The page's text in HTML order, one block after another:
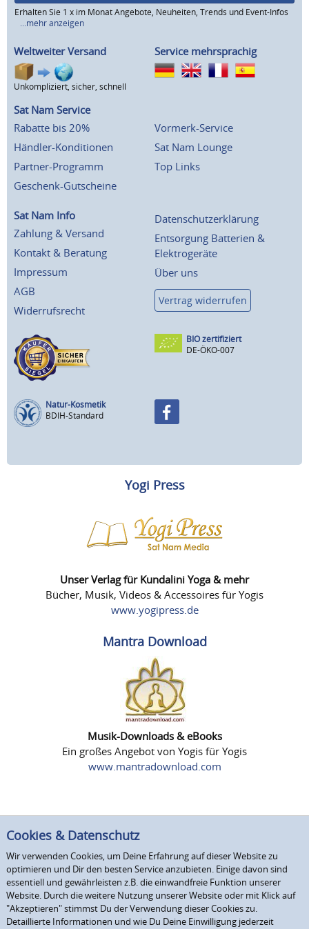
Erhalten Sie 1 x im Monat Angebote, Neuheiten, Trends und Event-Infos
...mehr anzeigen
Weltweiter Versand
Unkompliziert, sicher, schnell
Service mehrsprachig
Sat Nam Service
Rabatte bis 20%
Händler-Konditionen
Partner-Programm
Geschenk-Gutscheine
Vormerk-Service
Sat Nam Lounge
Top Links
Sat Nam Info
Zahlung & Versand
Kontakt & Beratung
Impressum
AGB
Widerrufsrecht
Datenschutzerklärung
Entsorgung Batterien &
Elektrogeräte
Über uns
Vertrag widerrufen
BIO zertifiziert
DE-ÖKO-007
Natur-Kosmetik
BDIH-Standard
Yogi Press
Unser Verlag für Kundalini Yoga & mehr
Bücher, Musik, Videos & Accessoires für Yogis
www.yogipress.de
Mantra Download
Musik-Downloads & eBooks
Ein großes Angebot von Yogis für Yogis
www.mantradownload.com
Cookies & Datenschutz
Wir verwenden Cookies, um Deine Erfahrung auf dieser Website zu
optimieren und Dir den besten Service anzubieten. Einige davon sind
essentiell und gewährleisten z.B. die einwandfreie Funktion unserer
Website. Durch die weitere Nutzung unserer Website oder mit Klick auf
"Akzeptieren" stimmst Du der Verwendung dieser Cookies zu.
Detaillierte Informationen und wie Du Deine Einwilligung jederzeit